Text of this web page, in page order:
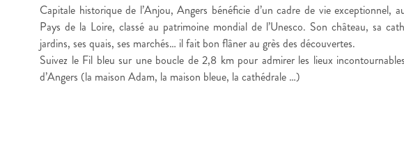
Capitale historique de l’Anjou, Angers bénéficie d’un cadre de vie exceptionnel,
Pays de la Loire, classé au patrimoine mondial de l’Unesco. Son château, sa
jardins, ses quais, ses marchés… il fait bon flâner au grès des découvertes.
Suivez le Fil bleu sur une boucle de 2,8 km pour admirer les lieux
d’Angers (la maison Adam, la maison bleue, la cathédrale …)